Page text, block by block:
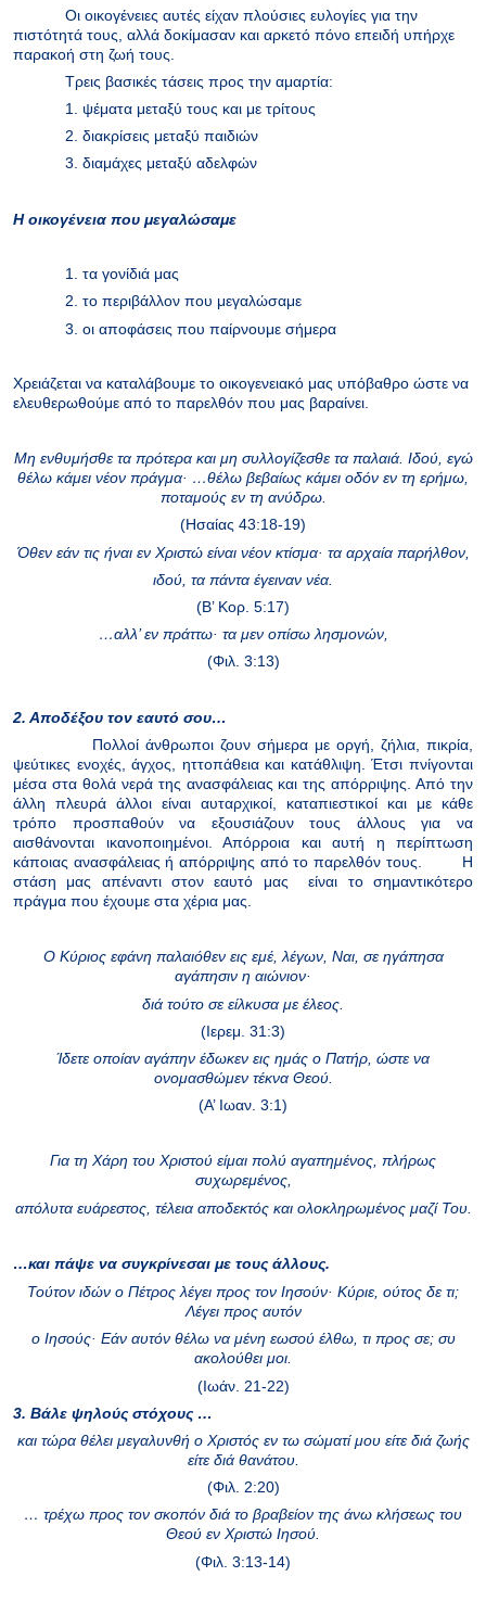
Οι οικογένειες αυτές είχαν πλούσιες ευλογίες για την
πιστότητά τους, αλλά δοκίμασαν και αρκετό πόνο επειδή υπήρχε
παρακοή στη ζωή τους.
Τρεις βασικές τάσεις προς την αμαρτία:
1. ψέματα μεταξύ τους και με τρίτους
2. διακρίσεις μεταξύ παιδιών
3. διαμάχες μεταξύ αδελφών
Η οικογένεια που μεγαλώσαμε
1. τα γονίδιά μας
2. το περιβάλλον που μεγαλώσαμε
3. οι αποφάσεις που παίρνουμε σήμερα
Χρειάζεται να καταλάβουμε το οικογενειακό μας υπόβαθρο ώστε να
ελευθερωθούμε από το παρελθόν που μας βαραίνει.
Μη ενθυμήσθε τα πρότερα και μη συλλογίζεσθε τα παλαιά. Ιδού, εγώ
θέλω κάμει νέον πράγμα· …θέλω βεβαίως κάμει οδόν εν τη ερήμω,
ποταμούς εν τη ανύδρω.
(Ησαίας 43:18-19)
Όθεν εάν τις ήναι εν Χριστώ είναι νέον κτίσμα· τα αρχαία παρήλθον,
ιδού, τα πάντα έγειναν νέα.
(Β’ Κορ. 5:17)
…αλλ’ εν πράττω· τα μεν οπίσω λησμονών,
(Φιλ. 3:13)
2. Αποδέξου τον εαυτό σου…
Πολλοί άνθρωποι ζουν σήμερα με οργή, ζήλια, πικρία,
ψεύτικες ενοχές, άγχος, ηττοπάθεια και κατάθλιψη. Έτσι πνίγονται
μέσα στα θολά νερά της ανασφάλειας και της απόρριψης. Από την
άλλη πλευρά άλλοι είναι αυταρχικοί, καταπιεστικοί και με κάθε
τρόπο προσπαθούν να εξουσιάζουν τους άλλους για να
αισθάνονται ικανοποιημένοι. Απόρροια και αυτή η περίπτωση
κάποιας ανασφάλειας ή απόρριψης από το παρελθόν τους.
Η
στάση μας απέναντι στον εαυτό μας
είναι το σημαντικότερο
πράγμα που έχουμε στα χέρια μας.
Ο Κύριος εφάνη παλαιόθεν εις εμέ, λέγων, Ναι, σε ηγάπησα
αγάπησιν η αιώνιον·
διά τούτο σε είλκυσα με έλεος.
(Ιερεμ. 31:3)
Ίδετε οποίαν αγάπην έδωκεν εις ημάς ο Πατήρ, ώστε να
ονομασθώμεν τέκνα Θεού.
(Α’ Ιωαν. 3:1)
Για τη Χάρη του Χριστού είμαι πολύ αγαπημένος, πλήρως
συχωρεμένος,
απόλυτα ευάρεστος, τέλεια αποδεκτός και ολοκληρωμένος μαζί Του.
…και πάψε να συγκρίνεσαι με τους άλλους.
Τούτον ιδών ο Πέτρος λέγει προς τον Ιησούν· Κύριε, ούτος δε τι;
Λέγει προς αυτόν
ο Ιησούς· Εάν αυτόν θέλω να μένη εωσού έλθω, τι προς σε; συ
ακολούθει μοι.
(Ιωάν. 21-22)
3. Βάλε ψηλούς στόχους …
και τώρα θέλει μεγαλυνθή ο Χριστός εν τω σώματί μου είτε διά ζωής
είτε διά θανάτου.
(Φιλ. 2:20)
… τρέχω προς τον σκοπόν διά το βραβείον της άνω κλήσεως του
Θεού εν Χριστώ Ιησού.
(Φιλ. 3:13-14)